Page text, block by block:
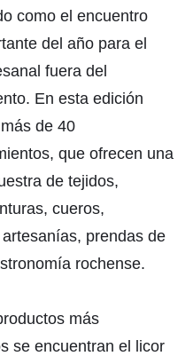
como el encuentro
del año para el
fuera del
En esta edición
de 40
que ofrecen una
de tejidos,
cueros,
prendas de
rochense.
más
se encuentran el licor